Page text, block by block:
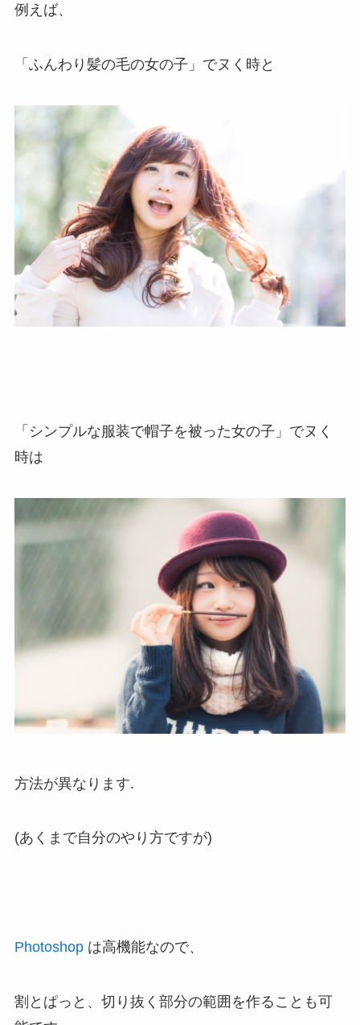
例えば、
「ふんわり髪の毛の女の子」でヌく時と
「シンプルな服装で帽子を被った女の子」でヌく
時は
方法が異なります.
(あくまで自分のやり方ですが)
Photoshopは高機能なので、
割とぱっと、切り抜く部分の範囲を作ることも可